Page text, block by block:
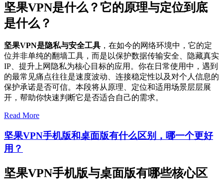
坚果VPN是什么？它的原理与定位到底
是什么？
坚果VPN是隐私与安全工具 ，在如今的网络环境中，它的定
位并非单纯的翻墙工具，而是以保护数据传输安全、隐藏真实
IP、提升上网隐私为核心目标的应用。你在日常使用中，遇到
的最常见痛点往往是速度波动、连接稳定性以及对个人信息的
保护承诺是否可信。本段将从原理、定位和适用场景层层展
开，帮助你快速判断它是否适合自己的需求。
Read More
坚果VPN手机版和桌面版有什么区别，哪一个更好
用？
坚果VPN手机版与桌面版有哪些核心区